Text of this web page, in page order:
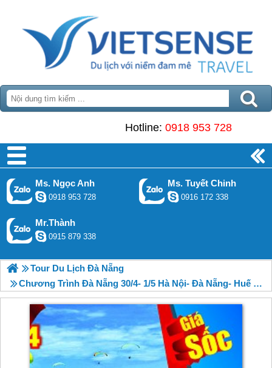
Hotline: 0918 953 728
Ms. Ngọc Anh
0918 953 728
Ms. Tuyết Chinh
0916 172 338
Mr.Thành
0915 879 338
Tour Du Lịch Đà Nẵng
Chương Trình Đà Nẵng 30/4- 1/5 Hà Nội- Đà Nẵng- Huế 4 Ngày